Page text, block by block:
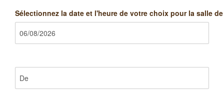
Sélectionnez la date et l'heure de votre choix pour la salle